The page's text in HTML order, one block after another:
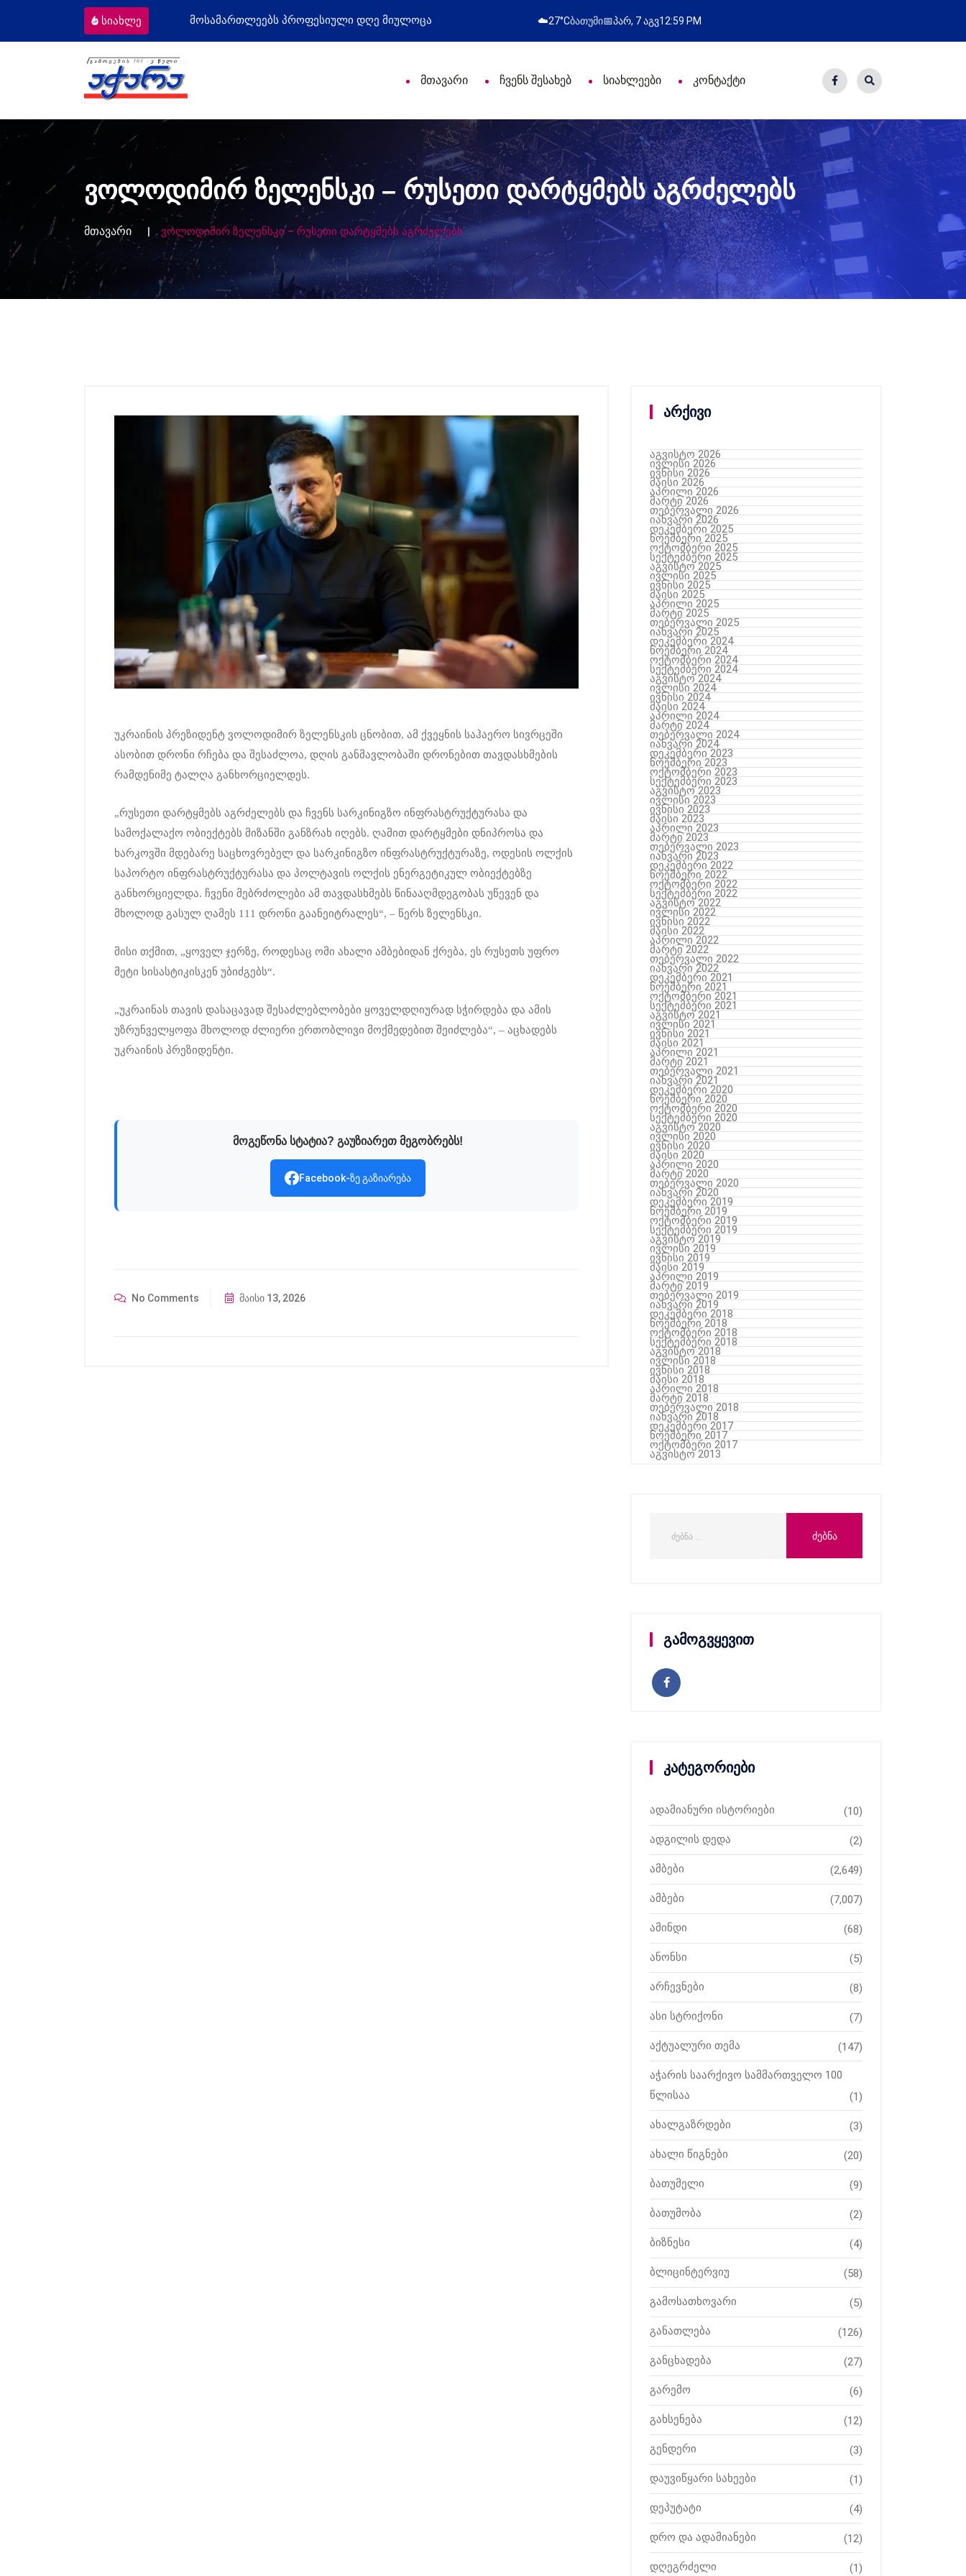
სიახლე მოსამართლეებს პროფესიული დღე მიულოცა წარმატებული გამოსვლა
☁️27°Cბათუმი📅პარ, 7 აგვ12:59 PM
მთავარი ჩვენს შესახებ სიახლეები კონტაქტი
ვოლოდიმირ ზელენსკი – რუსეთი დარტყმებს აგრძელებს
მთავარი ვოლოდიმირ ზელენსკი – რუსეთი დარტყმებს აგრძელებს
უკრაინის პრეზიდენტ ვოლოდიმირ ზელენსკის ცნობით, ამ ქვეყნის საჰაერო სივრცეში
ასობით დრონი რჩება და შესაძლოა, დღის განმავლობაში დრონებით თავდასხმების
რამდენიმე ტალღა განხორციელდეს.
„რუსეთი დარტყმებს აგრძელებს და ჩვენს სარკინიგზო ინფრასტრუქტურასა და
სამოქალაქო ობიექტებს მიზანში განზრახ იღებს. ღამით დარტყმები დნიპროსა და
ხარკოვში მდებარე საცხოვრებელ და სარკინიგზო ინფრასტრუქტურაზე, ოდესის ოლქის
საპორტო ინფრასტრუქტურასა და პოლტავის ოლქის ენერგეტიკულ ობიექტებზე
განხორციელდა. ჩვენი მებრძოლები ამ თავდასხმებს წინააღმდეგობას უწევენ და
მხოლოდ გასულ ღამეს 111 დრონი გაანეიტრალეს“, – წერს ზელენსკი.
მისი თქმით, „ყოველ ჯერზე, როდესაც ომი ახალი ამბებიდან ქრება, ეს რუსეთს უფრო
მეტი სისასტიკისკენ უბიძგებს“.
„უკრაინას თავის დასაცავად შესაძლებლობები ყოველდღიურად სჭირდება და ამის
უზრუნველყოფა მხოლოდ ძლიერი ერთობლივი მოქმედებით შეიძლება“, – აცხადებს
უკრაინის პრეზიდენტი.
მოგეწონა სტატია? გაუზიარეთ მეგობრებს!
Facebook-ზე გაზიარება
No Comments მაისი 13, 2026
არქივი
აგვისტო 2026
ივლისი 2026
ივნისი 2026
მაისი 2026
აპრილი 2026
მარტი 2026
თებერვალი 2026
იანვარი 2026
დეკემბერი 2025
ნოემბერი 2025
ოქტომბერი 2025
სექტემბერი 2025
აგვისტო 2025
ივლისი 2025
ივნისი 2025
მაისი 2025
აპრილი 2025
მარტი 2025
თებერვალი 2025
იანვარი 2025
დეკემბერი 2024
ნოემბერი 2024
ოქტომბერი 2024
სექტემბერი 2024
აგვისტო 2024
ივლისი 2024
ივნისი 2024
მაისი 2024
აპრილი 2024
მარტი 2024
თებერვალი 2024
იანვარი 2024
დეკემბერი 2023
ნოემბერი 2023
ოქტომბერი 2023
სექტემბერი 2023
აგვისტო 2023
ივლისი 2023
ივნისი 2023
მაისი 2023
აპრილი 2023
მარტი 2023
თებერვალი 2023
იანვარი 2023
დეკემბერი 2022
ნოემბერი 2022
ოქტომბერი 2022
სექტემბერი 2022
აგვისტო 2022
ივლისი 2022
ივნისი 2022
მაისი 2022
აპრილი 2022
მარტი 2022
თებერვალი 2022
იანვარი 2022
დეკემბერი 2021
ნოემბერი 2021
ოქტომბერი 2021
სექტემბერი 2021
აგვისტო 2021
ივლისი 2021
ივნისი 2021
მაისი 2021
აპრილი 2021
მარტი 2021
თებერვალი 2021
იანვარი 2021
დეკემბერი 2020
ნოემბერი 2020
ოქტომბერი 2020
სექტემბერი 2020
აგვისტო 2020
ივლისი 2020
ივნისი 2020
მაისი 2020
აპრილი 2020
მარტი 2020
თებერვალი 2020
იანვარი 2020
დეკემბერი 2019
ნოემბერი 2019
ოქტომბერი 2019
სექტემბერი 2019
აგვისტო 2019
ივლისი 2019
ივნისი 2019
მაისი 2019
აპრილი 2019
მარტი 2019
თებერვალი 2019
იანვარი 2019
დეკემბერი 2018
ნოემბერი 2018
ოქტომბერი 2018
სექტემბერი 2018
აგვისტო 2018
ივლისი 2018
ივნისი 2018
მაისი 2018
აპრილი 2018
მარტი 2018
თებერვალი 2018
იანვარი 2018
დეკემბერი 2017
ნოემბერი 2017
ოქტომბერი 2017
აგვისტო 2013
გამოგვყევით
კატეგორიები
ადამიანური ისტორიები (10)
ადგილის დედა (2)
ამბები (2,649)
ამბები (7,007)
ამინდი (68)
ანონსი (5)
არჩევნები (8)
ასი სტრიქონი (7)
აქტუალური თემა (147)
აჭარის საარქივო სამმართველო 100
წლისაა
(1)
ახალგაზრდები (3)
ახალი წიგნები (20)
ბათუმელი (9)
ბათუმობა (2)
ბიზნესი (4)
ბლიცინტერვიუ (58)
გამოსათხოვარი (5)
განათლება (126)
განცხადება (27)
გარემო (6)
გახსენება (12)
გენდერი (3)
დაუვიწყარი სახეები (1)
დეპუტატი (4)
დრო და ადამიანები (12)
დღეგრძელი (1)